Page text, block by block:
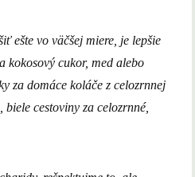
ešte vo väčšej miere, je lepšie
kokosový cukor, med alebo
za domáce koláče z celozrnnej
cestoviny za celozrnné,